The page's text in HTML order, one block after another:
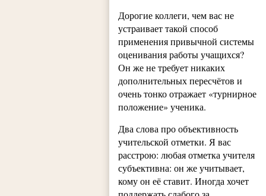
Дорогие коллеги, чем вас не
устраивает такой способ
применения привычной системы
оценивания работы учащихся?
Он же не требует никаких
дополнительных пересчётов и
очень тонко отражает «турнирное
положение» ученика.
Два слова про объективность
учительской отметки. Я вас
расстрою: любая отметка учителя
субъективна: он же учитывает,
кому он её ставит. Иногда хочет